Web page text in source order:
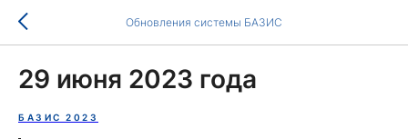
Обновления системы БАЗИС
29 июня 2023 года
БАЗИС 2023